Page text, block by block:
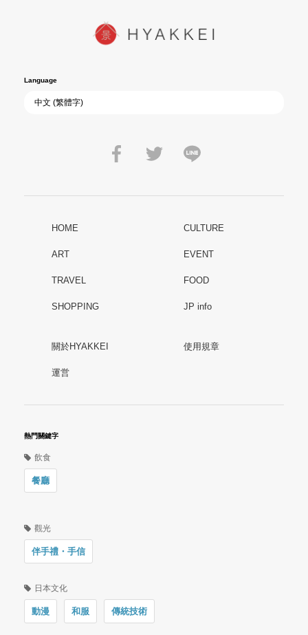
Language
HOME CULTURE
ART EVENT
TRAVEL FOOD
SHOPPING JP info
關於HYAKKEI 使用規章
運営
熱門關鍵字
飲食
餐廳
觀光
伴手禮・手信
日本文化
動漫 和服 傳統技術